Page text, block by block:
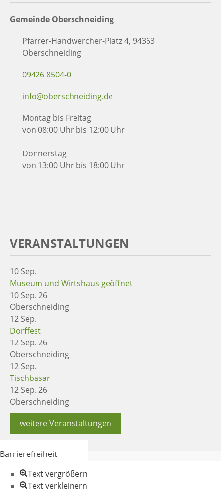
Gemeinde Oberschneiding
Pfarrer-Handwercher-Platz 4, 94363
Oberschneiding
09426 8504-0
info@oberschneiding.de
Montag bis Freitag
von 08:00 Uhr bis 12:00 Uhr
Donnerstag
von 13:00 Uhr bis 18:00 Uhr
VERANSTALTUNGEN
10 Sep.
Museum und Wirtshaus geöffnet
10 Sep. 26
Oberschneiding
12 Sep.
Dorffest
12 Sep. 26
Oberschneiding
12 Sep.
Tischbasar
12 Sep. 26
Oberschneiding
weitere Veranstaltungen
Barrierefreiheit
Text vergrößern
Text verkleinern